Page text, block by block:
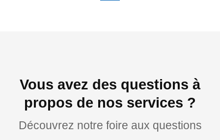
Vous avez des questions à
propos de nos services ?
Découvrez notre foire aux questions